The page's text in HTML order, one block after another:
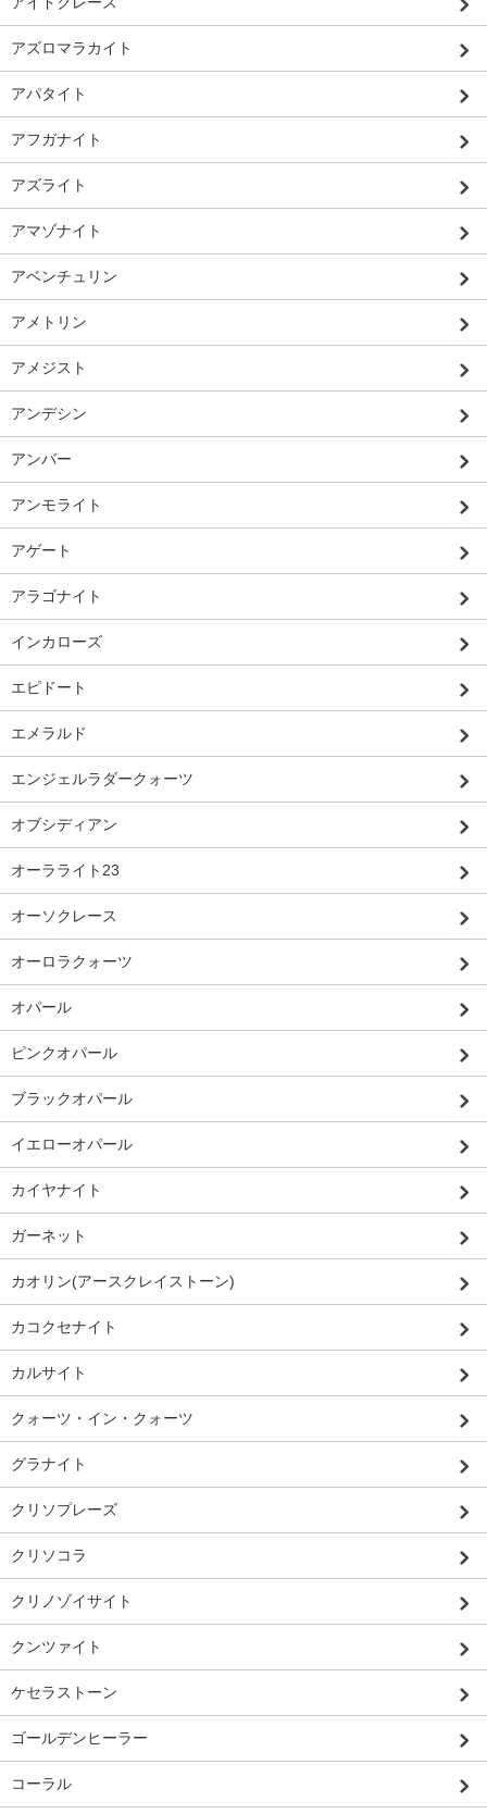
アズロマラカイト
アパタイト
アフガナイト
アズライト
アマゾナイト
アベンチュリン
アメトリン
アメジスト
アンデシン
アンバー
アンモライト
アゲート
アラゴナイト
インカローズ
エピドート
エメラルド
エンジェルラダークォーツ
オブシディアン
オーラライト23
オーソクレース
オーロラクォーツ
オパール
ピンクオパール
ブラックオパール
イエローオパール
カイヤナイト
ガーネット
カオリン(アースクレイストーン)
カコクセナイト
カルサイト
クォーツ・イン・クォーツ
グラナイト
クリソプレーズ
クリソコラ
クリノゾイサイト
クンツァイト
ケセラストーン
ゴールデンヒーラー
コーラル